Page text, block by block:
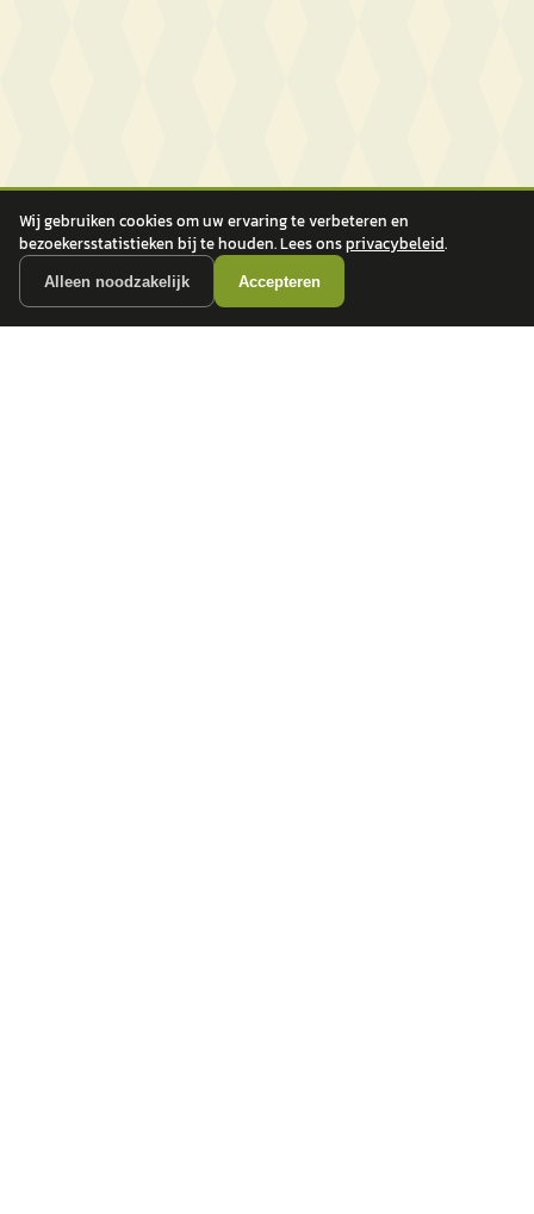
Wij gebruiken cookies om uw ervaring te verbeteren en
bezoekersstatistieken bij te houden. Lees onsprivacybeleid.
Alleen noodzakelijk Accepteren